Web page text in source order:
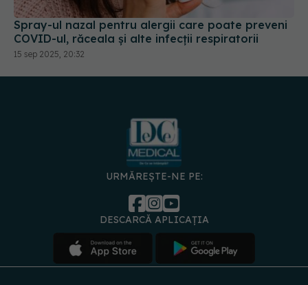
Spray-ul nazal pentru alergii care poate preveni
COVID-ul, răceala și alte infecții respiratorii
15 sep 2025, 20:32
URMĂREȘTE-NE PE:
DESCARCĂ APLICAȚIA